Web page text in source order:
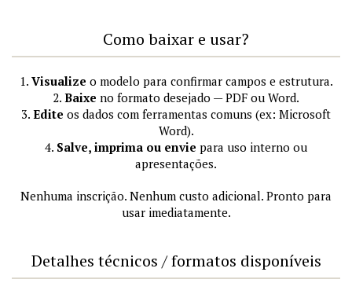
Como baixar e usar?
1. Visualize o modelo para confirmar campos e estrutura.
2. Baixe no formato desejado — PDF ou Word.
3. Edite os dados com ferramentas comuns (ex: Microsoft
Word).
4. Salve, imprima ou envie para uso interno ou
apresentações.
Nenhuma inscrição. Nenhum custo adicional. Pronto para
usar imediatamente.
Detalhes técnicos / formatos disponíveis